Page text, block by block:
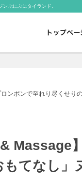
ぷにぷにタイランド。
ンポンで至れり尽くせ
Massage
もてなし」